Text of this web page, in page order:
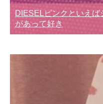
DIESELピンクといえ
があって好き